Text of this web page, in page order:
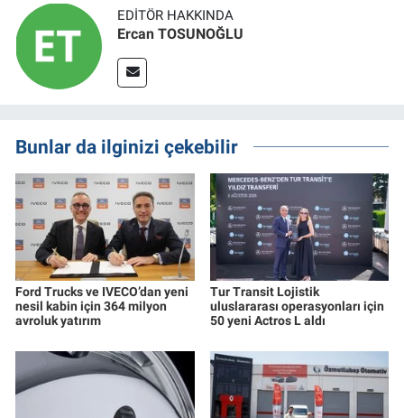
EDITÖR HAKKINDA
Ercan TOSUNOĞLU
Bunlar da ilginizi çekebilir
Ford Trucks ve IVECO’dan yeni
nesil kabin için 364 milyon
avroluk yatırım
Tur Transit Lojistik
uluslararası operasyonları için
50 yeni Actros L aldı